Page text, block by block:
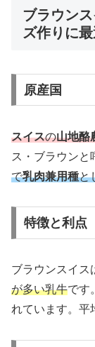
ブラウン
ズ作りに
原産国
スイスの山地酪
ス・ブラウンと
で乳肉兼用種と
特徴と利点
ブラウンスイス
が多い乳牛です
れています。平